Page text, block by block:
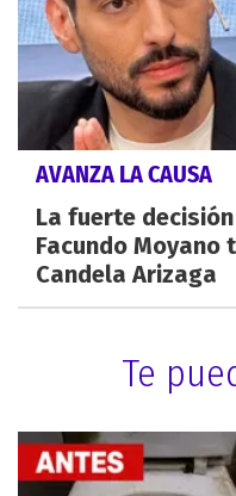
AVANZA LA CAUSA
La fuerte
Facundo Moyano
Candela Arizaga
Te